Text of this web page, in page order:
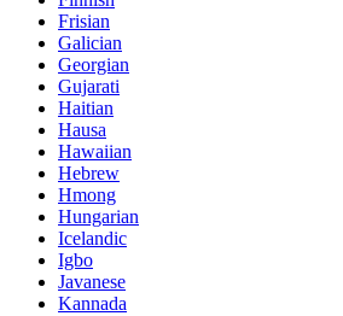
Frisian
Galician
Georgian
Gujarati
Haitian
Hausa
Hawaiian
Hebrew
Hmong
Hungarian
Icelandic
Igbo
Javanese
Kannada